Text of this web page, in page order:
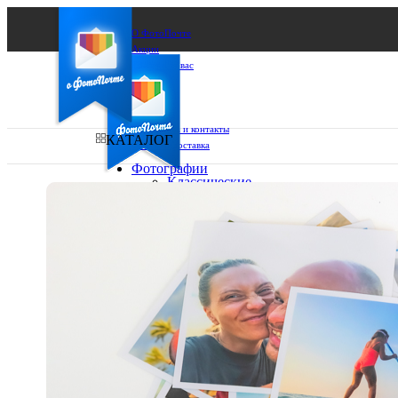
О ФотоПочте
Акции
Сделаем за вас
Бизнесу
FAQ
Франшиза
Поддержка и контакты
Оплата и доставка
Выберите из списка:
КАТАЛОГ
Фотографии
Классические
10х15
15х15
15х20
20х20
20х30
30х30
30х40
Фото
в